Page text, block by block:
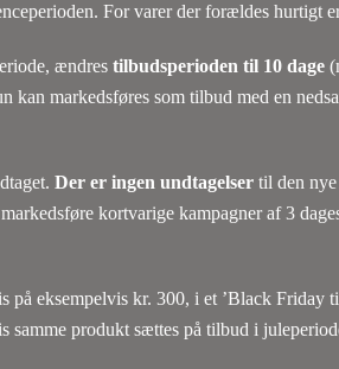
For varer der forældes hurtigt
ændres tilbudsperioden til 10 dage
kan markedsføres som tilbud med en
Der er ingen undtagelser til den
kortvarige kampagner af 3
på eksempelvis kr. 300, i et ’Black Friday
samme produkt sættes på tilbud i